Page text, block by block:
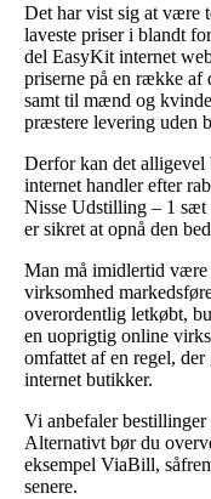
Det har vist sig at være
laveste priser i blandt
del EasyKit internet
priserne på en række af
samt til mænd og
præstere levering uden
Derfor kan det alligevel
internet handler efter
Nisse Udstilling – 1 sæt
er sikret at opnå den
Man må imidlertid
virksomhed
overordentlig letkøbt,
en uoprigtig online
omfattet af en regel,
internet butikker.
Vi anbefaler
Alternativt bør du
eksempel ViaBill,
senere.